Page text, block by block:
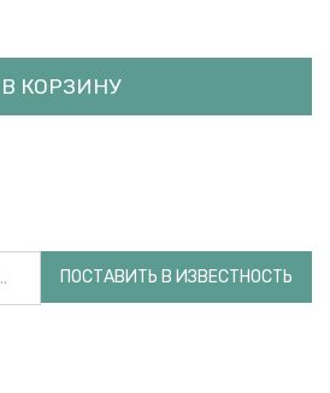
В КОРЗИНУ
ПОСТАВИТЬ В ИЗВЕСТНОСТЬ